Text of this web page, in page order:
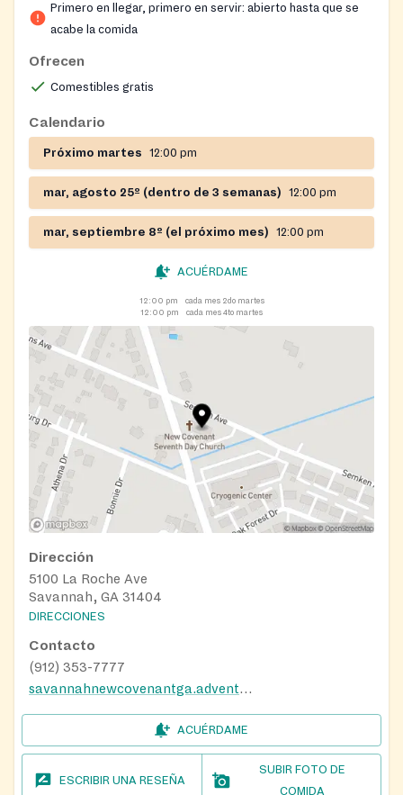
first-come, first-served basis with limited capacity
each distribution day.
Primero en llegar, primero en servir: abierto hasta que se
acabe la comida
Ofrecen
Comestibles gratis
Calendario
Próximo martes 12:00 pm
mar, agosto 25º (dentro de 3 semanas) 12:00 pm
mar, septiembre 8º (el próximo mes) 12:00 pm
ACUÉRDAME
12:00 pm
cada mes 2do martes
12:00 pm
cada mes 4to martes
Dirección
5100 La Roche Ave
Savannah, GA 31404
DIRECCIONES
Contacto
(912) 353-7777
savannahnewcovenantga.adventistchurch.org
ACUÉRDAME
ESCRIBIR UNA RESEÑA
SUBIR FOTO DE
COMIDA